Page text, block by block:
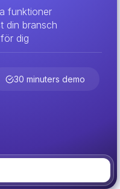
funktioner
din bransch
dig
30 minuters demo